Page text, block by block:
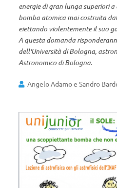
energie di gran lunga superiori
bomba atomica mai costruita
eiettando violentemente il suo
A questa domanda
dell'Università di Bologna,
Astronomico di Bologna.
Angelo Adamo e Sandro